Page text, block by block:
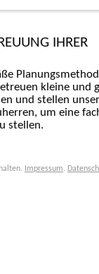
IHRER
kleine und
und stellen
um eine
stellen.
Impressum.